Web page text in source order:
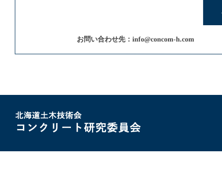
お問い合わせ先： info@concom-h.com